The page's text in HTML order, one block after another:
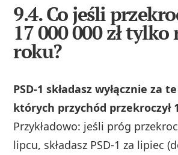
9.4. Co jeśli
17 000 000 zł tylko
roku?
PSD‑1 składasz wyłącznie za
których przychód przekroczył
Przykładowo: jeśli próg
lipcu, składasz PSD‑1 za lipiec